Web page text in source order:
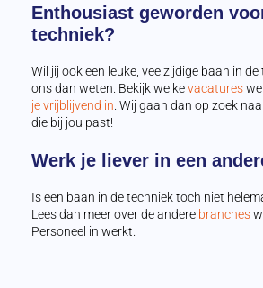
Enthousiast geworden
techniek?
Wil jij ook een leuke, veelzijdige baan in
ons dan weten. Bekijk welkevacatures
je vrijblijvend in. Wij gaan dan op zoek
die bij jou past!
Werk je liever in een
Is een baan in de techniek toch niet
Lees dan meer over de andere branches
Personeel in werkt.